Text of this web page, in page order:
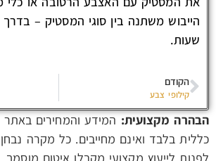
שעות.
הקודם
קילופי צבע
הבהרה מקצועית: המידע והמחירים
כללית בלבד ואינם מחייבים. כל מקרה
לפנות לייעוץ מקצועי מקבלן איטום מוסמך.